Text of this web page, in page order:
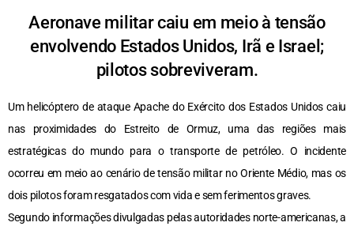
Aeronave militar caiu em meio à tensão
envolvendo Estados Unidos, Irã e Israel;
pilotos sobreviveram.
Um helicóptero de ataque Apache do Exército dos Estados Unidos caiu
nas proximidades do Estreito de Ormuz, uma das regiões mais
estratégicas do mundo para o transporte de petróleo. O incidente
ocorreu em meio ao cenário de tensão militar no Oriente Médio, mas os
dois pilotos foram resgatados com vida e sem ferimentos graves.
Segundo informações divulgadas pelas autoridades norte-americanas, a